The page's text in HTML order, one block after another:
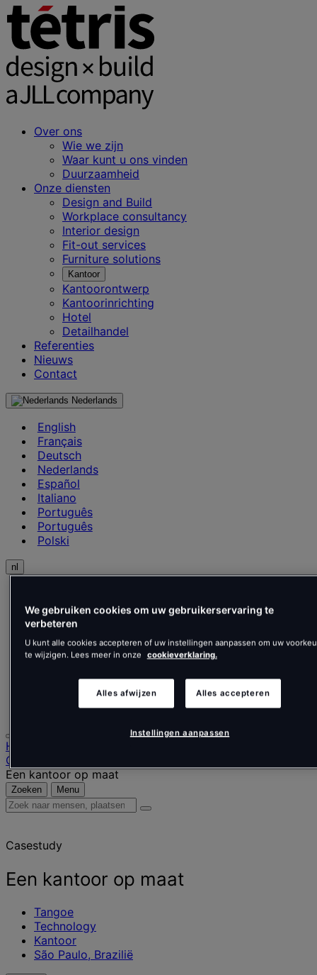
Over ons
Wie we zijn
Waar kunt u ons vinden
Duurzaamheid
Onze diensten
Design and Build
Workplace consultancy
Interior design
Fit-out services
Furniture solutions
Kantoor
Kantoorontwerp
Kantoorinrichting
Hotel
Detailhandel
Referenties
Nieuws
Contact
Nederlands
English
Français
Deutsch
Nederlands
Español
Italiano
Português
Português
Polski
nl
Français
Deutsch
Nederlands
Español
Italiano
Português
Homepage
Onze werkzaamheden
Een kantoor op maat
Zoeken Menu
Zoek
plaatsen,
en
inzichten
Casestudy
Een kantoor op maat
Tangoe
Technology
Kantoor
São Paulo, Brazilië
We gebruiken cookies om uw gebruikerservaring te
verbeteren
U kunt alle cookies accepteren of uw instellingen aanpassen om uw
te wijzigen. Lees meer in onze
cookieverklaring.
Alles afwijzen Alles accepteren
Instellingen aanpassen